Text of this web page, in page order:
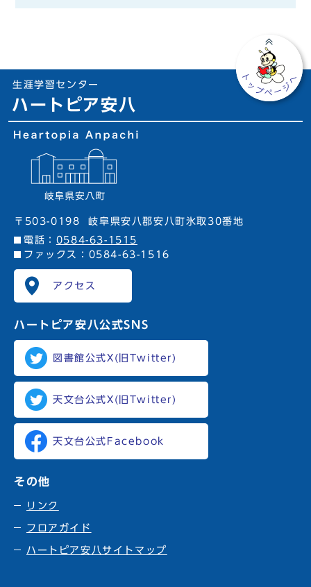
生涯学習センター
ハートピア安八
〒503-0198
岐阜県安八郡安八町氷取30番地
電話： 0584-63-1515
ファックス：0584-63-1516
アクセス
ハートピア安八公式SNS
図書館公式X(旧Twitter)
天文台公式X(旧Twitter)
天文台公式Facebook
その他
リンク
フロアガイド
ハートピア安八サイトマップ